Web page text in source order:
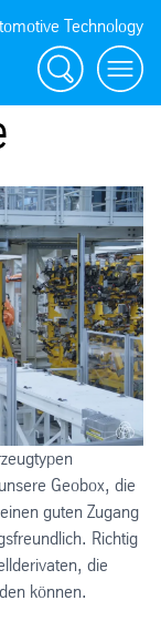
Technology
Suche
Menü
Geobox, die
guten Zugang
Richtig
die
können.